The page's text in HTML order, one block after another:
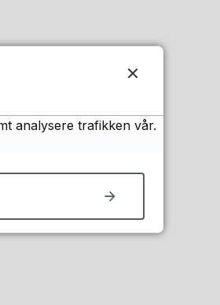
analysere trafikken vår.